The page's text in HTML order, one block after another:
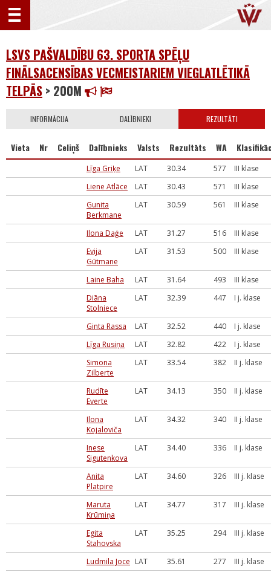
LSVS PAŠVALDĪBU 63. SPORTA SPĒĻU
FINĀLSACENSĪBAS VECMEISTARIEM VIEGLATLĒTIKĀ
TELPĀS > 200M
INFORMĀCIJA DALĪBNIEKI REZULTĀTI
Vieta Nr Celiņš Dalībnieks Valsts Rezultāts WA
Līga Griķe LAT 30.34 577
III klase
Liene Atlāce
LAT 30.43 571
III klase
Gunita
Berkmane
LAT 30.59 561 III klase
Ilona Daģe LAT 31.27 516
III klase
Evija
Gūtmane
LAT 31.53 500 III klase
Laine Baha LAT 31.64 493
III klase
Diāna
Stolniece
LAT 32.39 447 I j. klase
Ginta Rassa LAT 32.52 440
I j. klase
Līga Rusiņa
LAT 32.82 422
I j. klase
Simona
Zilberte
LAT 33.54 382 II j. klase
Rudīte
Everte
LAT 34.13 350 II j. klase
Ilona
Kojaloviča
LAT 34.32 340 II j. klase
Inese
Sigutenkova
LAT 34.40 336 II j. klase
Anita
Platpire
LAT 34.60 326 III j. klase
Maruta
Krūmiņa
LAT 34.77 317 III j. klase
Egita
Stahovska
LAT 35.25 294 III j. klase
Ludmila Joce LAT 35.61 277
III j. klase